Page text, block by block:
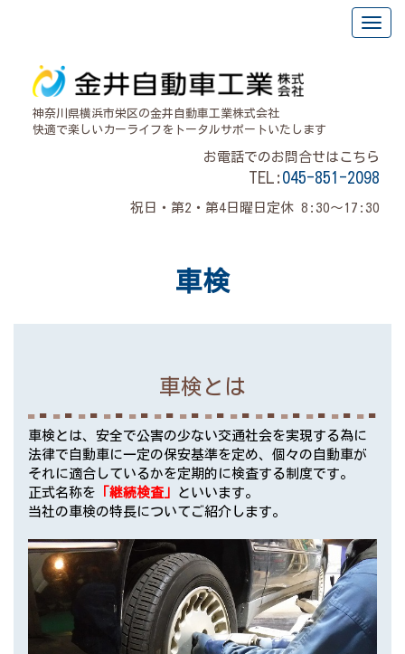
神奈川県横浜市栄区の金井自動車工業株式会社
快適で楽しいカーライフをトータルサポートいたします
お電話でのお問合せはこちら
TEL: 045-851-2098
祝日・第2・第4日曜日定休 8:30～17:30
車検
車検とは
車検とは、安全で公害の少ない交通社会を実現する為に
法律で自動車に一定の保安基準を定め、個々の自動車が
それに適合しているかを定期的に検査する制度です。
正式名称を 「継続検査」
といいます。
当社の車検の特長についてご紹介します。